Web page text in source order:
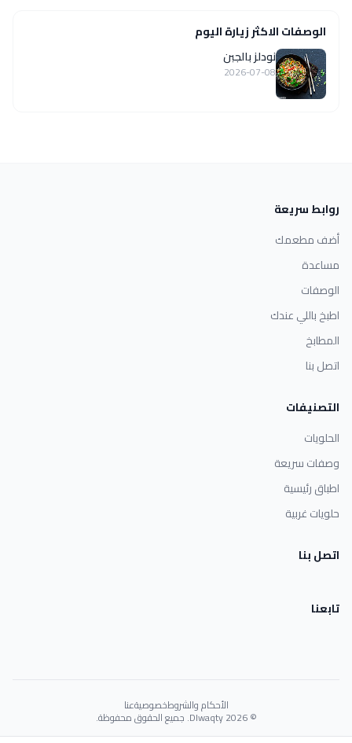
الوصفات الاكثر زيارة اليوم
نودلز بالجبن
2026-07-08
روابط سريعة
أضف مطعمك
مساعدة
الوصفات
اطبخ باللي عندك
المطابخ
اتصل بنا
التصنيفات
الحلويات
وصفات سريعة
اطباق رئيسية
حلويات غربية
اتصل بنا
تابعنا
الأحكام والشروطخصوصيةعنا
© 2026 Dlwaqty. جميع الحقوق محفوظة.